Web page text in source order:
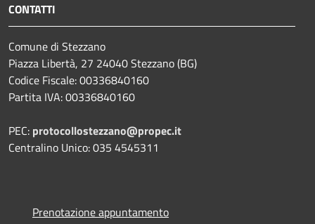
CONTATTI
Comune di Stezzano
Piazza Libertà, 27 24040 Stezzano (BG)
Codice Fiscale: 00336840160
Partita IVA: 00336840160
PEC: protocollostezzano@propec.it
Centralino Unico: 035 4545311
Prenotazione appuntamento